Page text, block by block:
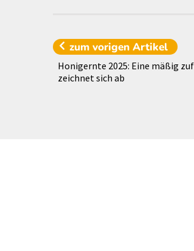
zum vorigenArtikel
Honigernte 2025: Eine mäßig
zeichnet sich ab